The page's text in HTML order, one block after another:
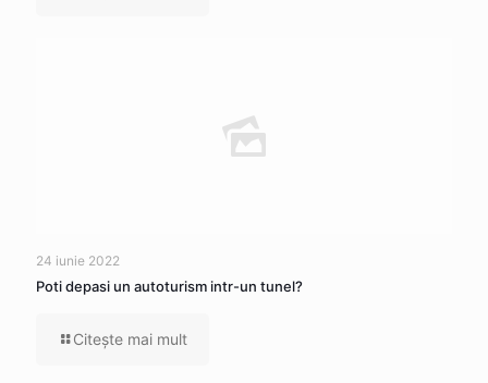
24 iunie 2022
Poti depasi un autoturism intr-un tunel?
Citeşte mai mult